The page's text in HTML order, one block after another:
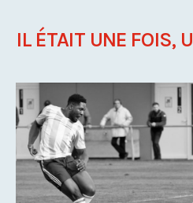
IL ÉTAIT UNE FOIS,